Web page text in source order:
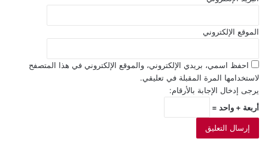
الموقع الإلكتروني
احفظ اسمي، بريدي الإلكتروني، والموقع الإلكتروني في هذا المتصفح
لاستخدامها المرة المقبلة في تعليقي.
يرجى إدخال الإجابة بالأرقام:
أربعة + واحد =